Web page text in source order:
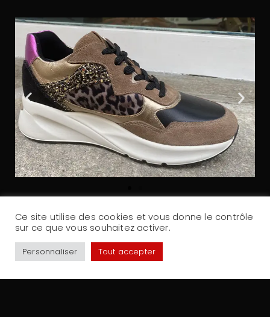
VOIR LES AUTRES CHAUSSURES
Partager
Ce site utilise des cookies et vous donne le contrôle
sur ce que vous souhaitez activer.
Personnaliser Tout accepter